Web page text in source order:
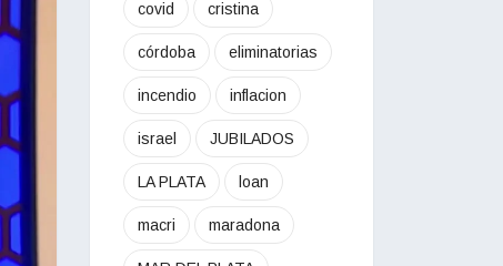
covid cristina
córdoba eliminatorias
incendio inflacion
israel JUBILADOS
LA PLATA loan
macri maradona